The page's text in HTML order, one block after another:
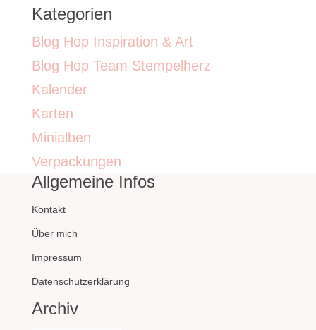
Kategorien
Blog Hop Inspiration & Art
Blog Hop Team Stempelherz
Kalender
Karten
Minialben
Verpackungen
Allgemeine Infos
Kontakt
Über mich
Impressum
Datenschutzerklärung
Archiv